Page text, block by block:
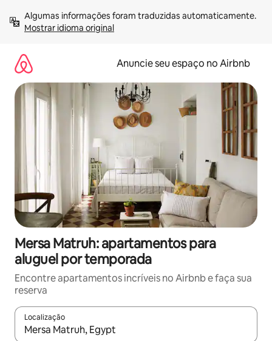
para
Mostrar idioma original
Anuncie seu espaço no Airbnb
Mersa Matruh: apartamentos para
aluguel por temporada
Encontre apartamentos incríveis no Airbnb e faça sua
reserva
Localização
Quando os resultados estiverem disponíveis, explore-os